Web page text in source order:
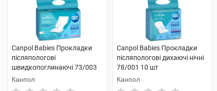
Canpol Babies Прокладки
післяпологові
швидкопоглинаючі 73/003
10 шт
Канпол
Canpol Babies Прокладки
післяпологові дихаючі нічні
78/001 10 шт
Канпол